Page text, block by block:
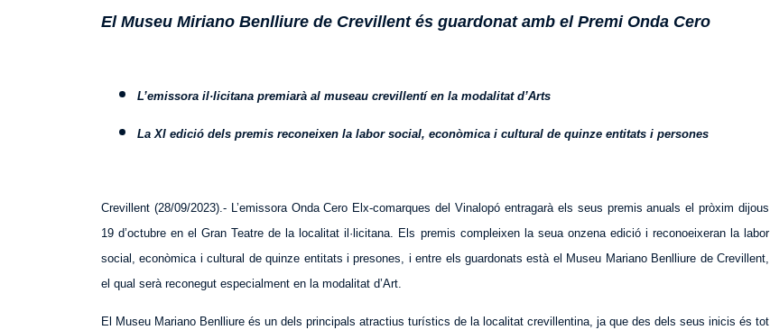
El Museu Miriano Benlliure de Crevillent és guardonat amb el Premi Onda Cero
L’emissora il·licitana premiarà al museau crevillentí en la modalitat d’Arts
La XI edició dels premis reconeixen la labor social, econòmica i cultural de quinze entitats i persones
Crevillent (28/09/2023).- L’emissora Onda Cero Elx-comarques del Vinalopó entragarà els seus premis anuals el pròxim dijous
19 d’octubre en el Gran Teatre de la localitat il·licitana. Els premis compleixen la seua onzena edició i reconoeixeran la labor
social, econòmica i cultural de quinze entitats i presones, i entre els guardonats està el Museu Mariano Benlliure de Crevillent,
el qual serà reconegut especialment en la modalitat d’Art.
El Museu Mariano Benlliure és un dels principals atractius turístics de la localitat crevillentina, ja que des dels seus inicis és tot